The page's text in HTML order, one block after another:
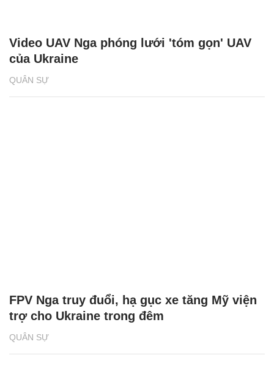
QUÂN SỰ
Video UAV Nga phóng lưới 'tóm gọn' UAV
của Ukraine
QUÂN SỰ
FPV Nga truy đuổi, hạ gục xe tăng Mỹ viện
trợ cho Ukraine trong đêm